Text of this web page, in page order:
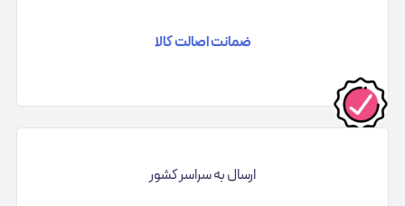
ضمانت اصالت کالا
ارسال به سراسر کشور